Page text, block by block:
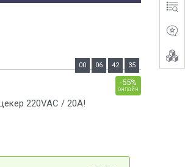
220VAC / 20A!
-55%
онлайн
00 06 42 35